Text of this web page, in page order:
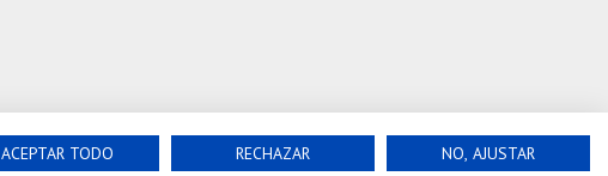
ACEPTAR TODO RECHAZAR NO, AJUSTAR